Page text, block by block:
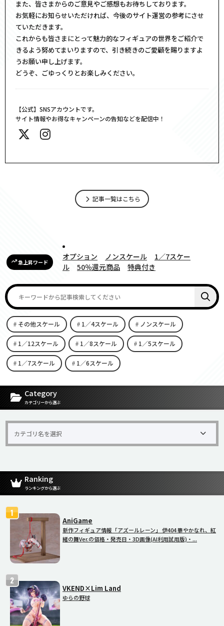
また、皆さまからのご意見やご感想もお待ちしております。
お気軽にお知らせいただければ、今後のサイト運営の参考にさせ
ていただきます。
これからも皆さまにとって魅力的なフィギュアの世界をご紹介で
きるよう努めてまいりますので、引き続きのご愛顧を賜りますよ
うお願い申し上げます。
どうぞ、ごゆっくりとお楽しみください。
【公式】SNSアカウントです。
サイト情報やお得なキャンペーンの告知などを配信中！
記事一覧はこちら
急上昇ワード
オプション ノンスケール
1／7スケー
ル
50％還元商品 特典付き
その他スケール 1／4スケール ノンスケール
1／12スケール 1／8スケール 1／5スケール
1／7スケール 1／6スケール
[carousel-horizontal-posts-content-slider id=9342]
Category
カテゴリーから選ぶ
Ranking
ランキングから選ぶ
AniGame
新作フィギュア情報「アズールレーン」 伊404 華やかなれ、紅
緒の舞Ver.の価格・発売日・3D画像(AI利用試用版)・...
VKEND×Lim Land
ゆらの野球